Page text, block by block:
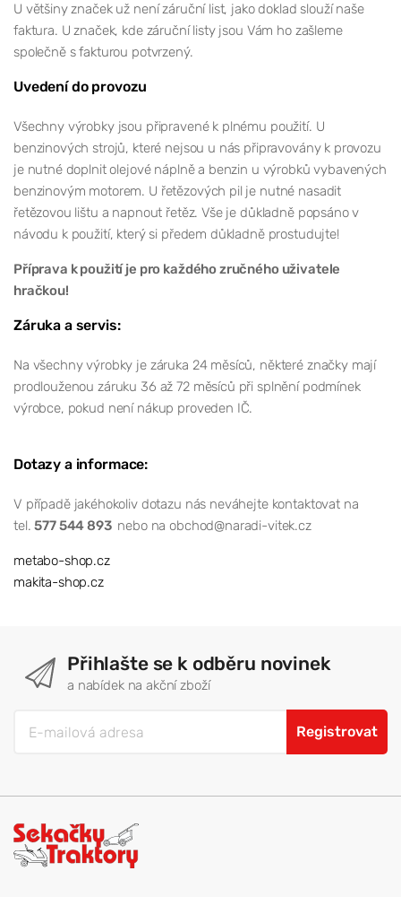
U většiny značek už není záruční list, jako doklad slouží naše
faktura. U značek, kde záruční listy jsou Vám ho zašleme
společně s fakturou potvrzený.
Uvedení do provozu
Všechny výrobky jsou připravené k plnému použití. U
benzinových strojů, které nejsou u nás připravovány k provozu
je nutné doplnit olejové náplně a benzin u výrobků vybavených
benzinovým motorem. U řetězových pil je nutné nasadit
řetězovou lištu a napnout řetěz. Vše je důkladně popsáno v
návodu k použití, který si předem důkladně prostudujte!
Příprava k použití je pro každého zručného uživatele
hračkou!
Záruka a servis:
Na všechny výrobky je záruka 24 měsíců, některé značky mají
prodlouženou záruku 36 až 72 měsíců při splnění podmínek
výrobce, pokud není nákup proveden IČ.
Dotazy a informace:
V případě jakéhokoliv dotazu nás neváhejte kontaktovat na
tel.577 544 893 nebo na obchod@naradi-vitek.cz
metabo-shop.cz
makita-shop.cz
Přihlašte se k odběru novinek
a nabídek na akční zboží
Registrovat